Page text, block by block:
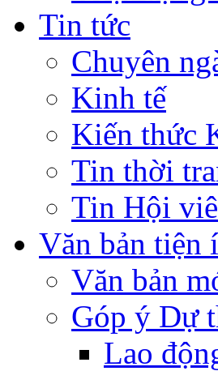
Tin tức
Chuyên
Kinh tế
Kiến thức
Tin thời
Tin Hội
Văn bản tiện
Văn bản
Góp ý Dự
Lao